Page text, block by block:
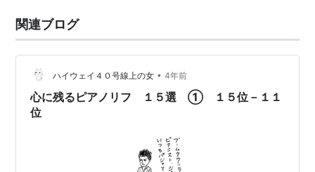
関連ブログ
ハイウェイ４０号線上の女 • 4年前
心に残るピアノリフ １５選 ① １５位－１１
位